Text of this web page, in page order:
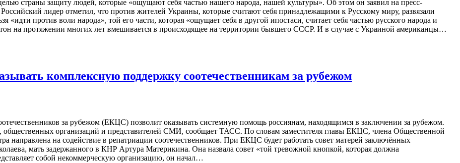
страны защиту людей, которые «ощущают себя частью нашего народа, нашей культуры». Об этом он заявил на пресс-
лидер отметил, что против жителей Украины, которые считают себя принадлежащими к Русскому миру, развязали
«идти против воли народа», той его части, которая «ощущает себя в другой ипостаси, считает себя частью русского народа и
на протяжении многих лет вмешивается в происходящее на территории бывшего СССР. И в случае с Украиной американцы…
комплексную поддержку соотечественникам за рубежом
за рубежом (ЕКЦС) позволит оказывать системную помощь россиянам, находящимся в заключении за рубежом.
общественных организаций и представителей СМИ, сообщает ТАСС. По словам заместителя главы ЕКЦС, члена Общественной
направлена на содействие в репатриации соотечественников. При ЕКЦС будет работать совет матерей заключённых
мать задержанного в КНР Артура Материкина. Она назвала совет «той тревожной кнопкой, которая должна
собой некоммерческую организацию, он начал…